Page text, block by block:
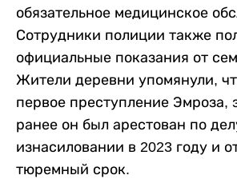
обязательное медицинское
Сотрудники полиции также
официальные показания от
Жители деревни упомянули,
первое преступление Эмроза,
ранее он был арестован по
изнасиловании в 2023 году и
тюремный срок.